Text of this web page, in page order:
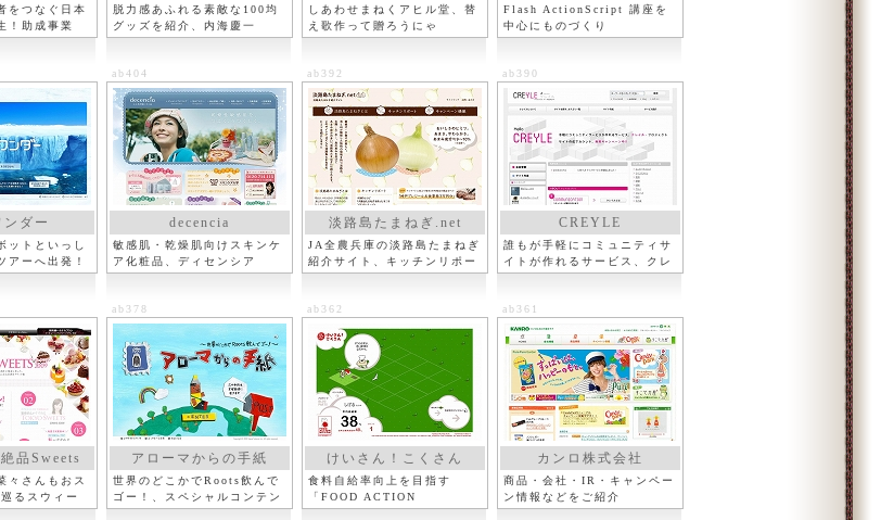
をつなぐ日本
！助成事業
脱力感あふれる素敵な100均
グッズを紹介、内海慶一
しあわせまねくアヒル堂、替
え歌作って贈ろうにゃ
Flash ActionScript 講座を
中心にものづくり
ダー
ットといっし
アーへ出発！
ab404
decencia
敏感肌・乾燥肌向けスキンケ
ア化粧品、ディセンシア
ab392
淡路島たまねぎ.net
JA全農兵庫の淡路島たまねぎ
紹介サイト、キッチンリポー
ト
ab390
CREYLE
誰もが手軽にコミュニティサ
イトが作れるサービス、クレ
イル
品Sweets
々さんもおス
るスウィー
ab378
アローマからの手紙
世界のどこかでRoots飲んで
ゴー！、スペシャルコンテン
ツ
ab362
けいさん！こくさん
食料自給率向上を目指す
「FOOD ACTION
NIPPON」
ab361
カンロ株式会社
商品・会社・IR・キャンペー
ン情報などをご紹介